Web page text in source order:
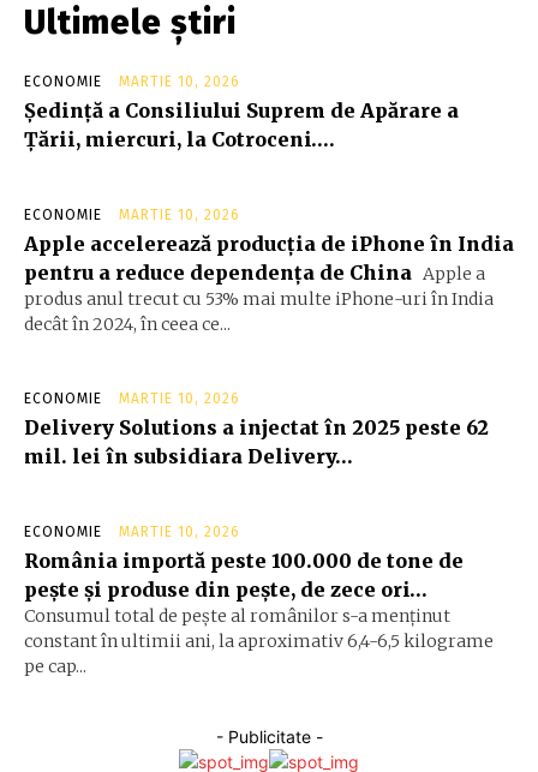
Ultimele știri
ECONOMIE MARTIE 10, 2026
Şedinţă a Consiliului Suprem de Apărare a
Ţării, miercuri, la Cotroceni….
ECONOMIE MARTIE 10, 2026
Apple accelerează producția de iPhone în India
pentru a reduce dependența de China Apple a
produs anul trecut cu 53% mai multe iPhone-uri în India
decât în 2024, în ceea ce...
ECONOMIE MARTIE 10, 2026
Delivery Solutions a injectat în 2025 peste 62
mil. lei în subsidiara Delivery…
ECONOMIE MARTIE 10, 2026
România importă peste 100.000 de tone de
peşte şi produse din peşte, de zece ori…
Consumul total de peşte al ro­mâ­nilor s-a menţinut
constant în ul­timii ani, la aproximativ 6,4-6,5 ki­lograme
pe cap...
- Publicitate -